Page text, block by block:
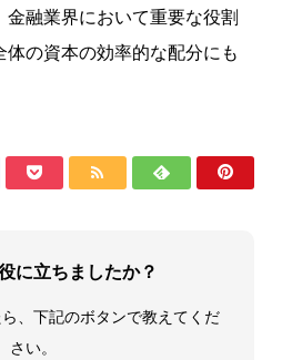
融業界において重要な役割
体の資本の効率的な配分にも
   
に立ちましたか？
、下記のボタンで教えてくだ
さい。